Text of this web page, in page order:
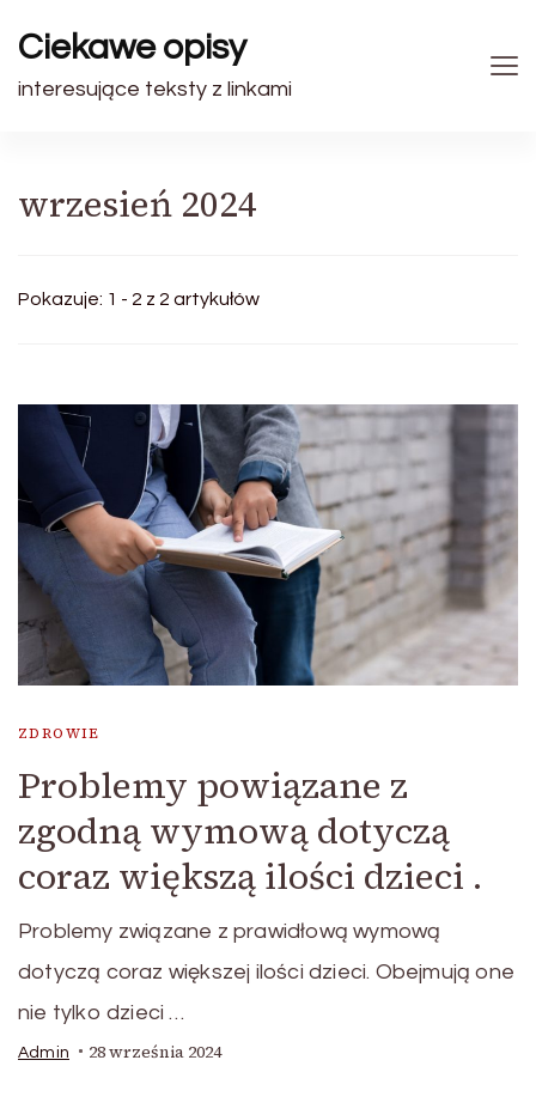
Ciekawe opisy
interesujące teksty z linkami
wrzesień 2024
Pokazuje: 1 - 2 z 2 artykułów
ZDROWIE
Problemy powiązane z
zgodną wymową dotyczą
coraz większą ilości dzieci .
Problemy związane z prawidłową wymową
dotyczą coraz większej ilości dzieci. Obejmują one
nie tylko dzieci …
Admin 28 września 2024